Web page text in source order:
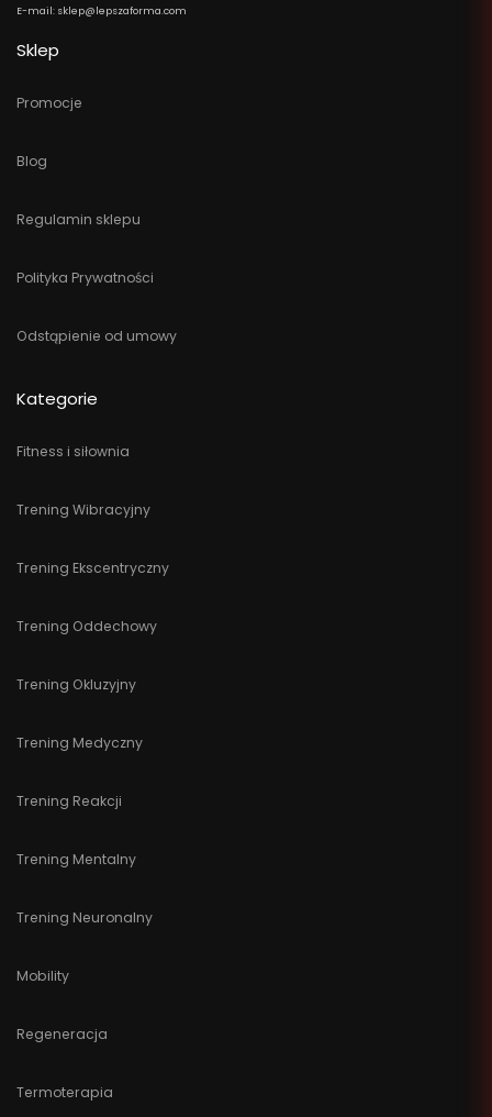
E-mail: sklep@lepszaforma.com
Sklep
Promocje
Blog
Regulamin sklepu
Polityka Prywatności
Odstąpienie od umowy
Kategorie
Fitness i siłownia
Trening Wibracyjny
Trening Ekscentryczny
Trening Oddechowy
Trening Okluzyjny
Trening Medyczny
Trening Reakcji
Trening Mentalny
Trening Neuronalny
Mobility
Regeneracja
Termoterapia